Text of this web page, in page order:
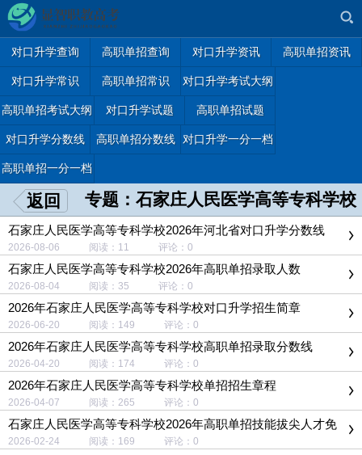
对口升学查询 高职单招查询 对口升学资讯 高职单招资讯
对口升学常识 高职单招常识 对口升学考试大纲
高职单招考试大纲 对口升学试题 高职单招试题
对口升学分数线 高职单招分数线 对口升学一分一档
高职单招一分一档
返回 专题：石家庄人民医学高等专科学校
石家庄人民医学高等专科学校2026年河北省对口升学分数线
2026-08-06 阅读：11 评论：0
石家庄人民医学高等专科学校2026年高职单招录取人数
2026-08-04 阅读：35 评论：0
2026年石家庄人民医学高等专科学校对口升学招生简章
2026-06-20 阅读：149 评论：0
2026年石家庄人民医学高等专科学校高职单招录取分数线
2026-04-20 阅读：174 评论：0
2026年石家庄人民医学高等专科学校单招招生章程
2026-04-07 阅读：265 评论：0
石家庄人民医学高等专科学校2026年高职单招技能拔尖人才免
试拟录取考生名单公示
2026-02-24 阅读：169 评论：0